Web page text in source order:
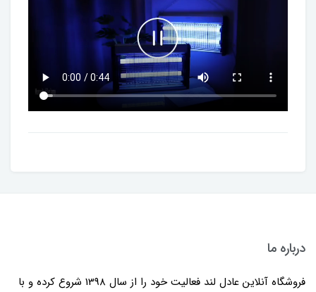
درباره ما
فروشگاه آنلاین عادل لند فعالیت خود را از سال 1398 شروع کرده و با